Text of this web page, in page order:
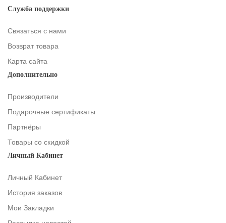
Служба поддержки
Связаться с нами
Возврат товара
Карта сайта
Дополнительно
Производители
Подарочные сертификаты
Партнёры
Товары со скидкой
Личный Кабинет
Личный Кабинет
История заказов
Мои Закладки